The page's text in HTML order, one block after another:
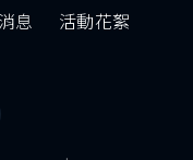
息
活動花絮